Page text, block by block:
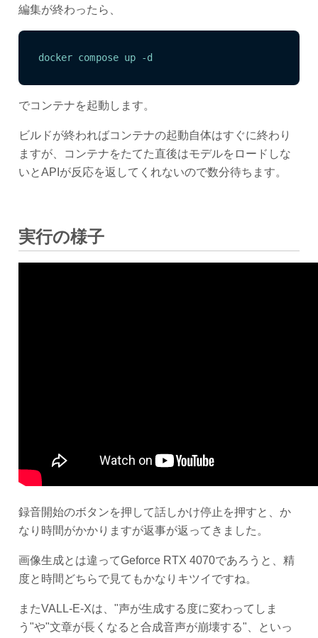
編集が終わったら、
docker compose up -d
でコンテナを起動します。
ビルドが終わればコンテナの起動自体はすぐに終わり
ますが、コンテナをたてた直後はモデルをロードしな
いとAPIが反応を返してくれないので数分待ちます。
実行の様子
録音開始のボタンを押して話しかけ停止を押すと、か
なり時間がかかりますが返事が返ってきました。
画像生成とは違ってGeforce RTX 4070であろうと、精
度と時間どちらで見てもかなりキツイですね。
またVALL-E-Xは、"声が生成する度に変わってしま
う"や"文章が長くなると合成音声が崩壊する"、といっ